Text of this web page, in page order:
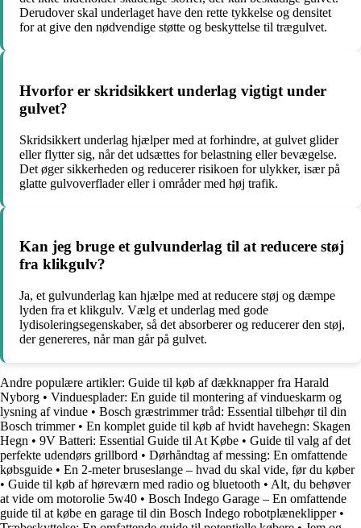
Derudover skal underlaget have den rette tykkelse og densitet
for at give den nødvendige støtte og beskyttelse til trægulvet.
Hvorfor er skridsikkert underlag vigtigt under
gulvet?
Skridsikkert underlag hjælper med at forhindre, at gulvet glider
eller flytter sig, når det udsættes for belastning eller bevægelse.
Det øger sikkerheden og reducerer risikoen for ulykker, især på
glatte gulvoverflader eller i områder med høj trafik.
Kan jeg bruge et gulvunderlag til at reducere støj
fra klikgulv?
Ja, et gulvunderlag kan hjælpe med at reducere støj og dæmpe
lyden fra et klikgulv. Vælg et underlag med gode
lydisoleringsegenskaber, så det absorberer og reducerer den støj,
der genereres, når man går på gulvet.
Andre populære artikler: Guide til køb af dækknapper fra Harald
Nyborg • Vinduesplader: En guide til montering af vindueskarm og
lysning af vindue • Bosch græstrimmer tråd: Essential tilbehør til din
Bosch trimmer• En komplet guide til køb af hvidt havehegn: Skagen
Hegn • 9V Batteri: Essential Guide til At Købe • Guide til valg af det
perfekte udendørs grillbord • Dørhåndtag af messing: En omfattende
købsguide • En 2-meter bruseslange – hvad du skal vide, før du køber
• Guide til køb af høreværn med radio og bluetooth • Alt, du behøver
at vide om motorolie 5w40 • Bosch Indego Garage – En omfattende
guide til at købe en garage til din Bosch Indego robotplæneklipper•